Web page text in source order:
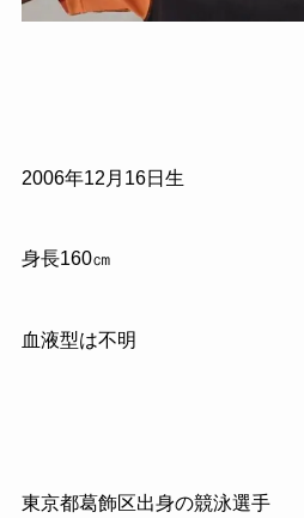
2006年12月16日生
身長160㎝
血液型は不明
東京都葛飾区出身の競泳選手